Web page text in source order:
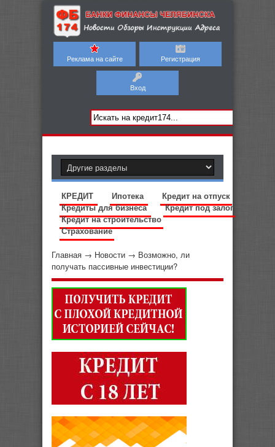
Реклама на сайте Регистрация
Вход
КРЕДИТ Ипотека
Кредит на отпуск
Кредиты для бизнеса
Кредит под залог
Кредит на строительство
Страхование
Главная → Новости → Возможно, ли
получать пассивные инвестиции?